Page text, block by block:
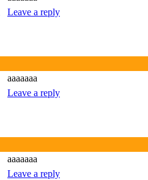
Leave a reply
aaaaaaa
Leave a reply
aaaaaaa
Leave a reply